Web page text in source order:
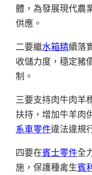
體，為發展現代農
供應。
二要繼水箱精續落
收儲力度，穩定豬
制。
三要支持肉牛肉羊
扶持，增加牛羊肉
系車零件違法違規
四要在賓士零件全
施，保護種禽生賓